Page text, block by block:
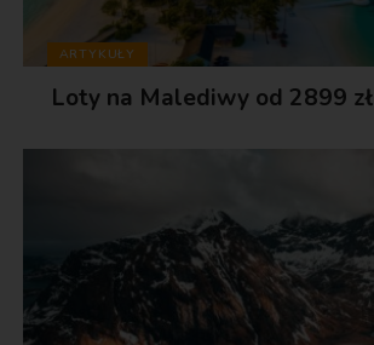
ARTYKUŁY
Loty na Malediwy od 2899 zł